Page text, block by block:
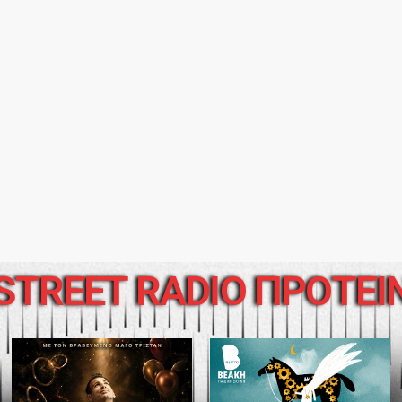
RADIO